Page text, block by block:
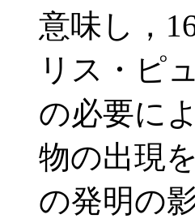
意味し，
リス・ピ
の必要に
物の出現
の発明の